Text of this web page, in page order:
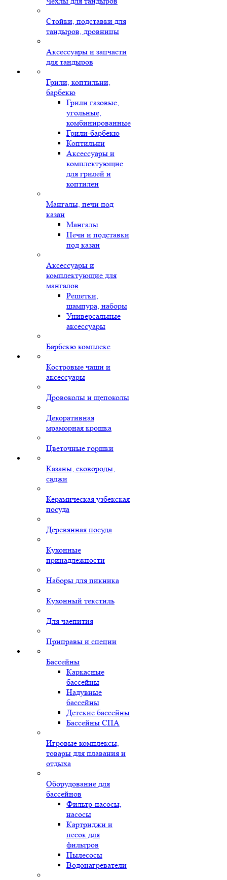
Стойки, подставки для
тандыров, дровницы
Аксессуары и запчасти
для тандыров
Грили, коптильни,
барбекю
Грили газовые,
угольные,
комбинированные
Грили-барбекю
Коптильни
Аксессуары и
комплектующие
для грилей и
коптилен
Мангалы, печи под
казан
Мангалы
Печи и подставки
под казан
Аксессуары и
комплектующие для
мангалов
Решетки,
шампура, наборы
Универсальные
аксессуары
Барбекю комплекс
Костровые чаши и
аксессуары
Дровоколы и щепоколы
Декоративная
мраморная крошка
Цветочные горшки
Казаны, сковороды,
саджи
Керамическая узбекская
посуда
Деревянная посуда
Кухонные
принадлежности
Наборы для пикника
Кухонный текстиль
Для чаепития
Приправы и специи
Бассейны
Каркасные
бассейны
Надувные
бассейны
Детские бассейны
Бассейны СПА
Игровые комплексы,
товары для плавания и
отдыха
Оборудование для
бассейнов
Фильтр-насосы,
насосы
Картриджи и
песок для
фильтров
Пылесосы
Водонагреватели